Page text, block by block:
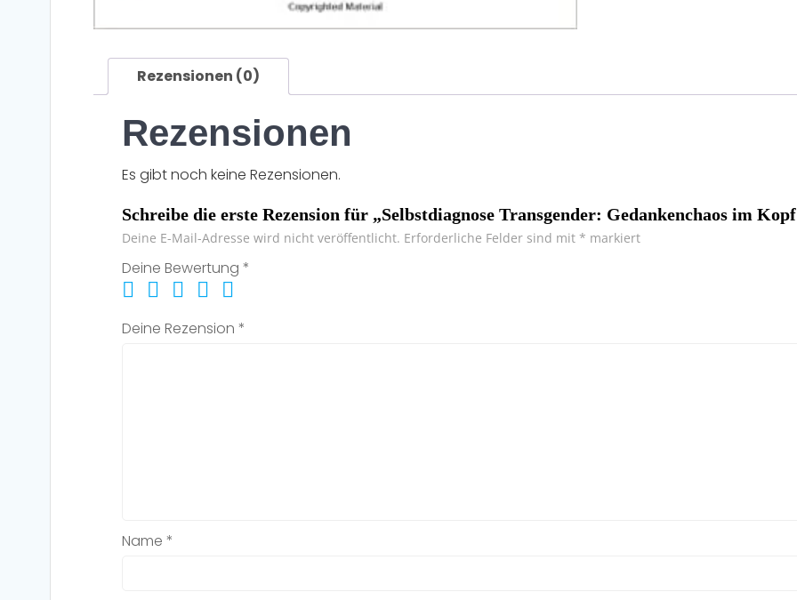
Rezensionen (0)
Rezensionen
Es gibt noch keine Rezensionen.
Schreibe die erste Rezension für „Selbstdiagnose Transgender: Gedankenchaos im
Deine E-Mail-Adresse wird nicht veröffentlicht. Erforderliche Felder sind mit * markiert
Deine Bewertung *
Deine Rezension *
Name *